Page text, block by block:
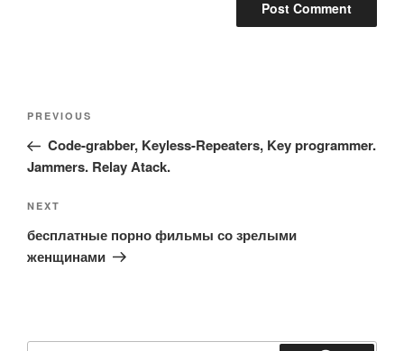
Post
Previous
Post
PREVIOUS
Code-grabber, Keyless-Repeaters, Key programmer.
Jammers. Relay Atack.
Next
Post
NEXT
бесплатные порно фильмы со зрелыми
женщинами